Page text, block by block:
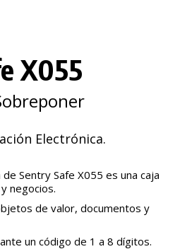
X055
Electrónica.
Sentry Safe X055 es una caja
negocios.
de valor, documentos y
un código de 1 a 8 dígitos.